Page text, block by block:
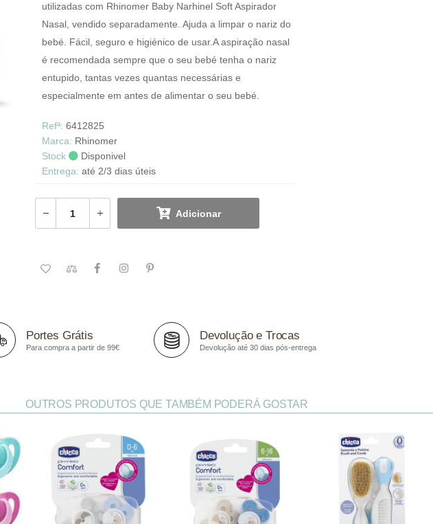
utilizadas com Rhinomer Baby Narhinel Soft Aspirador
Nasal, vendido separadamente. Ajuda a limpar o nariz do
bebé. Fácil, seguro e higiénico de usar.A aspiração nasal
é recomendada sempre que o seu bebé tenha o nariz
entupido, tantas vezes quantas necessárias e
especialmente em antes de alimentar o seu bebé.
Refª:6412825
Marca: Rhinomer
Stock
Disponivel
Entrega: até 2/3 dias úteis
Adicionar
Portes Grátis
Para compra a partir de 99€
Devolução e Trocas
Devolução até 30 dias pós-entrega
OUTROS PRODUTOS QUE TAMBÉM PODERÁ GOSTAR